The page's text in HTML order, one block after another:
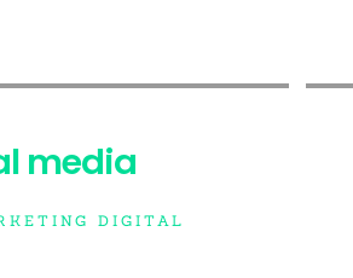
media
DIGITAL